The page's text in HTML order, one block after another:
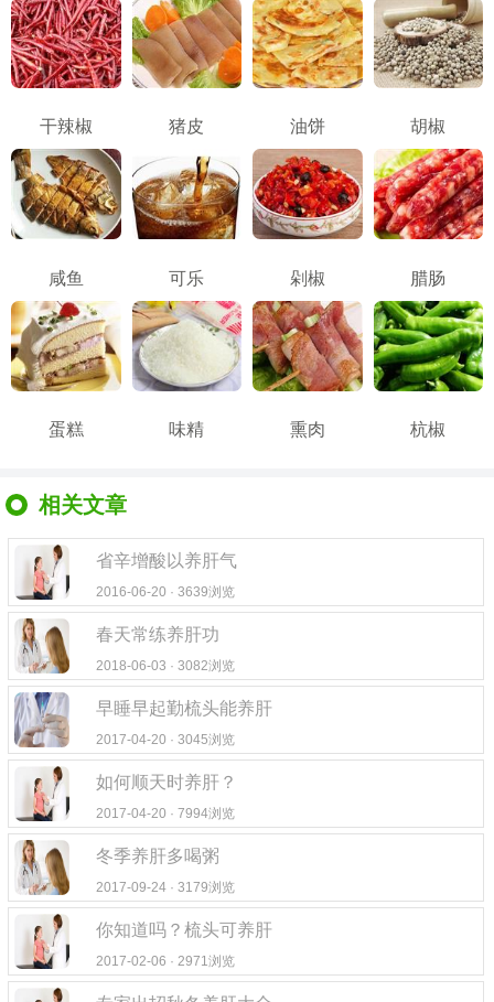
干辣椒 猪皮 油饼 胡椒
咸鱼 可乐 剁椒 腊肠
蛋糕 味精 熏肉 杭椒
相关文章
省辛增酸以养肝气
2016-06-20 · 3639浏览
春天常练养肝功
2018-06-03 · 3082浏览
早睡早起勤梳头能养肝
2017-04-20 · 3045浏览
如何顺天时养肝？
2017-04-20 · 7994浏览
冬季养肝多喝粥
2017-09-24 · 3179浏览
你知道吗？梳头可养肝
2017-02-06 · 2971浏览